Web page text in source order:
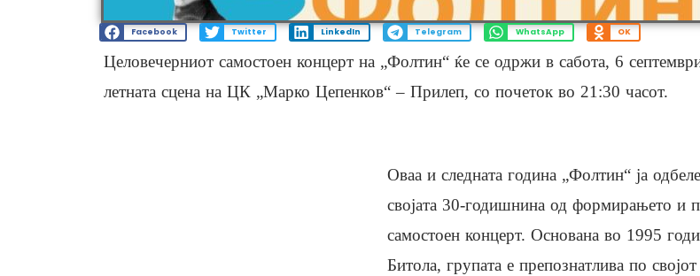
Facebook Twitter LinkedIn Telegram WhatsApp OK
Целовечерниот самостоен концерт на „Фолтин“ ќе се одржи в сабота, 6
летната сцена на ЦК „Марко Цепенков“ – Прилеп, со почеток во 21:30 часот.
Оваа и следната година „Фолтин“ ја
својата 30-годишнина од формирањето и
самостоен концерт. Основана во 1995
Битола, групата е препознатлива по